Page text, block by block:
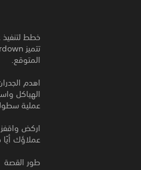
خطط لتنفيذ
المتوقع.
اهدم
الهياكل
عملية
اركض واقفز
عملاؤك
طور القصة